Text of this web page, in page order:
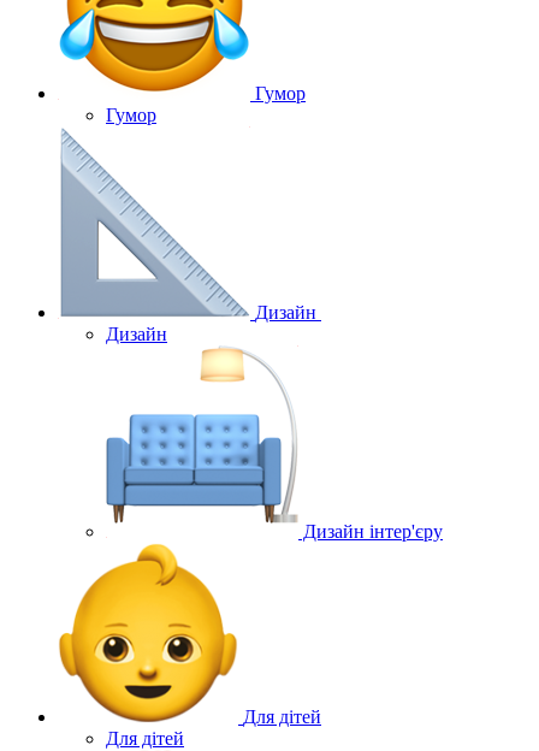
Гумор
Гумор
Дизайн
Дизайн
Дизайн інтер'єру
Для дітей
Для дітей